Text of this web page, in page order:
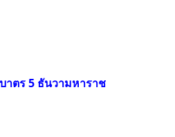
าตร5 ธันวามหาราช